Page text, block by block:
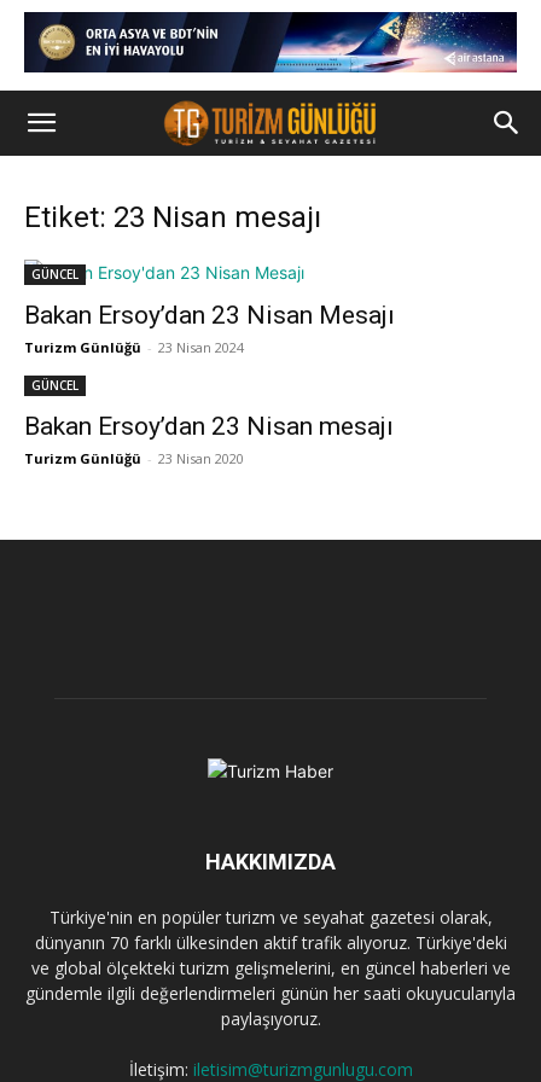
Etiket: 23 Nisan mesajı
GÜNCEL
Bakan Ersoy’dan 23 Nisan Mesajı
Turizm Günlüğü - 23 Nisan 2024
GÜNCEL
Bakan Ersoy’dan 23 Nisan mesajı
Turizm Günlüğü - 23 Nisan 2020
HAKKIMIZDA
Türkiye'nin en popüler turizm ve seyahat gazetesi olarak,
dünyanın 70 farklı ülkesinden aktif trafik alıyoruz. Türkiye'deki
ve global ölçekteki turizm gelişmelerini, en güncel haberleri ve
gündemle ilgili değerlendirmeleri günün her saati okuyucularıyla
paylaşıyoruz.
İletişim: iletisim@turizmgunlugu.com